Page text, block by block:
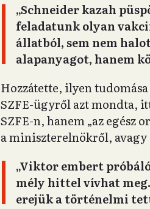
„Schneider kazah
feladatunk olyan
állatból, sem nem
alapanyagot, hanem
Hozzátette, ilyen
SZFE-ügyről azt mondta,
SZFE-n, hanem „az egész
a miniszterelnökről, avagy
„Viktor embert
mély hittel vívhat
erejük a történelmi